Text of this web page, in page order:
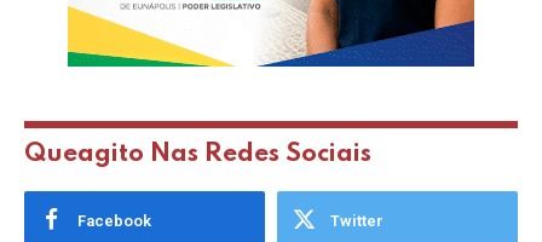
Queagito Nas Redes Sociais
Facebook Twitter